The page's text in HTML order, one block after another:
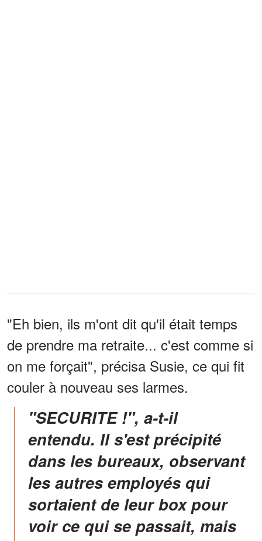
"Eh bien, ils m'ont dit qu'il était temps
de prendre ma retraite... c'est comme si
on me forçait", précisa Susie, ce qui fit
couler à nouveau ses larmes.
"SECURITE !", a-t-il
entendu. Il s'est précipité
dans les bureaux, observant
les autres employés qui
sortaient de leur box pour
voir ce qui se passait, mais